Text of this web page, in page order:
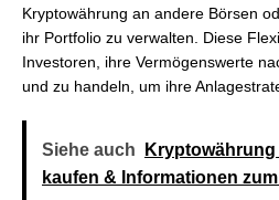
Kryptowährung an andere Börsen
ihr Portfolio zu verwalten. Diese
Investoren, ihre Vermögenswerte
und zu handeln, um ihre
Siehe auch
Kryptowährung
kaufen & Informationen